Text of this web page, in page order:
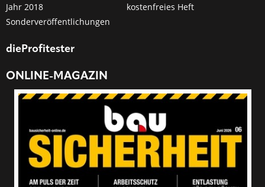
Jahr 2018
kostenfreies Heft
Sonderveröffentlichungen
dieProfitester
ONLINE-MAGAZIN